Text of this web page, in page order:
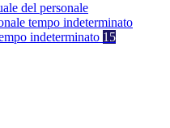
del personale
tempo indeterminato
indeterminato 15